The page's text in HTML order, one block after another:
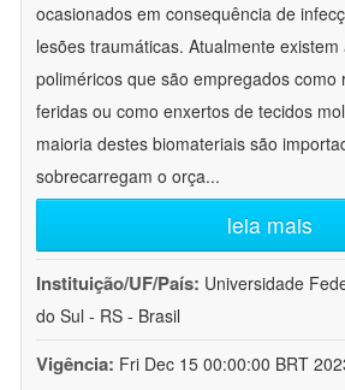
ocasionados em consequência de
lesões traumáticas. Atualmente
poliméricos que são empregados como
feridas ou como enxertos de tecidos
maioria destes biomateriais são
sobrecarregam o orça...
leia mais
Instituição/UF/País: Universidade
do Sul - RS - Brasil
Vigência: Fri Dec 15 00:00:00 BRT